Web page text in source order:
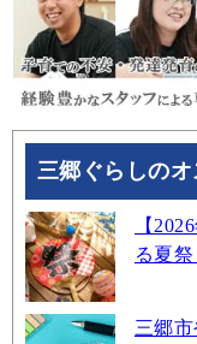
三郷ぐらしのオ
【
る夏
三郷